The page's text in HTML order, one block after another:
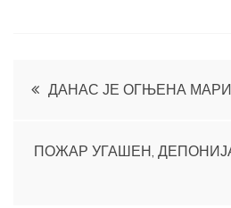
Кретање
ДАНАС ЈЕ ОГЊЕНА
ПОЖАР УГАШЕН,